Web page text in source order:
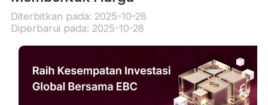
Diterbitkan pada: 2025-10-28
Diperbarui pada: 2025-10-28